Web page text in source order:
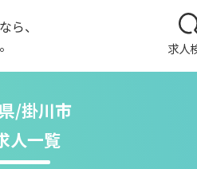
ら、
求人
/掛川市
人一覧